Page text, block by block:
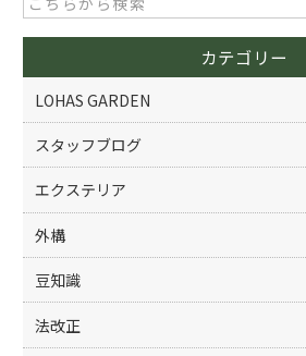
o
o
k
カテゴリー
LOHAS GARDEN
スタッフブログ
エクステリア
外構
豆知識
法改正